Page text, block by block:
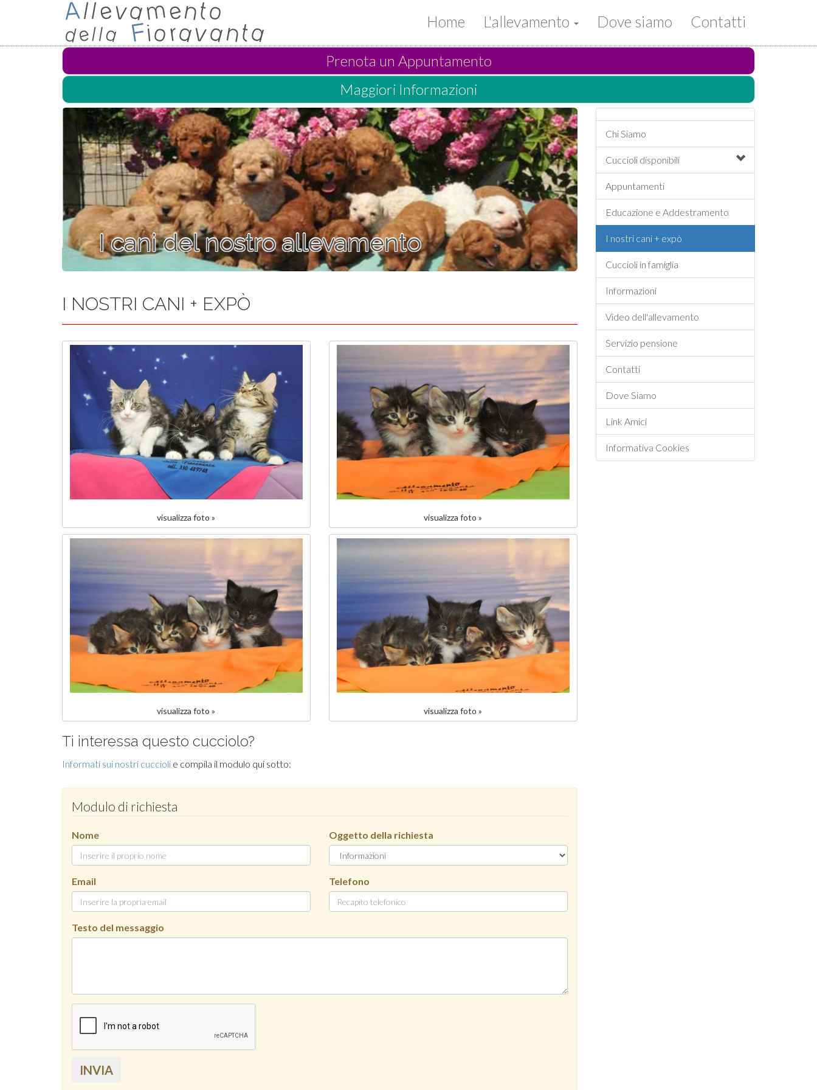
Home L'allevamento Dove siamo Contatti
Prenota un Appuntamento
Maggiori Informazioni
I cani del nostro allevamento
I NOSTRI CANI + EXPÒ
visualizza foto » visualizza foto »
visualizza foto » visualizza foto »
Ti interessa questo cucciolo?
Informati sui nostri cuccioli e compila il modulo qui sotto:
Modulo di richiesta
Nome Oggetto della richiesta
Email Telefono
Testo del messaggio
INVIA
Chi Siamo
Cuccioli disponibili
Appuntamenti
Educazione e Addestramento
I nostri cani + expò
Cuccioli in famiglia
Informazioni
Video dell'allevamento
Servizio pensione
Contatti
Dove Siamo
Link Amici
Informativa Cookies